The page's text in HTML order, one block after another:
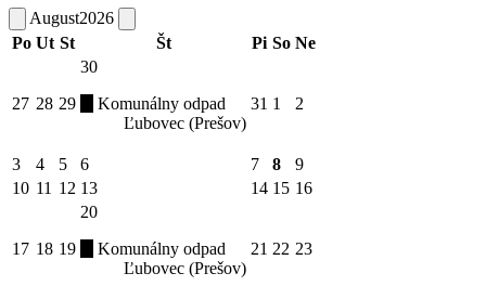
August2026
Po Ut St Št Pi So Ne
27 28 29
30
Komunálny odpad
Ľubovec (Prešov)
31 1 2
3 4 5 6 7 8
9
10 11 12 13 14 15 16
17 18 19
20
Komunálny odpad
Ľubovec (Prešov)
21 22 23